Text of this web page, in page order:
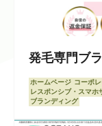
発毛専門ブ
ホームページ コーポ
レスポンシブ・スマホ
ブランディング